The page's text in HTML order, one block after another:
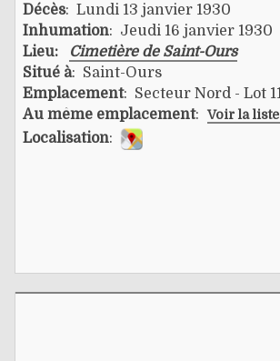
Décès: Lundi 13 janvier 1930
Inhumation: Jeudi 16 janvier 1930
Lieu:
Cimetière de Saint-Ours
Situé à: Saint-Ours
Emplacement: Secteur Nord - Lot
Au même emplacement: Voir la
Localisation: